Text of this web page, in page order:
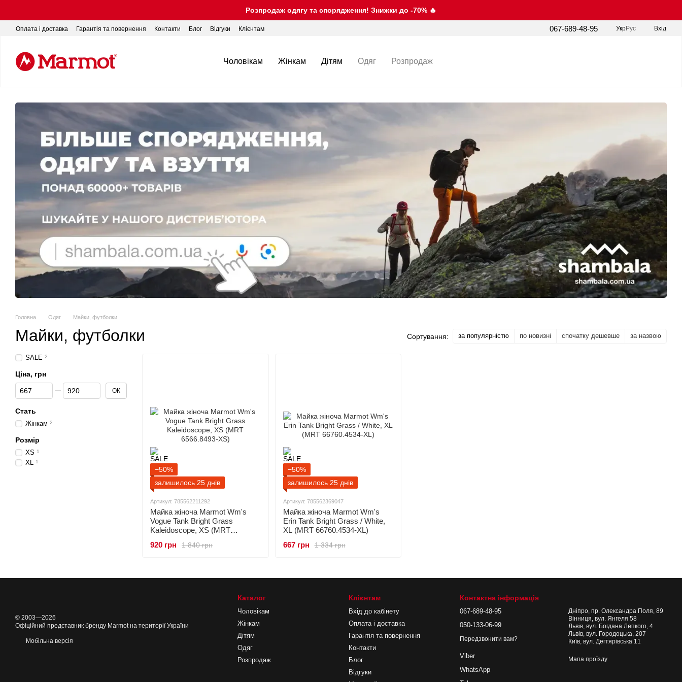
Розпродаж одягу та спорядження! Знижки до -70% 🔥
Оплата і доставка Гарантія та повернення Контакти Блог Відгуки Клієнтам 067-689-48-95 УкрРус Вхід
Чоловікам Жінкам Дітям Одяг Розпродаж
Головна Одяг Майки, футболки
Майки, футболки Сортування: за популярністю по новизні спочатку дешевше за назвою
−50%
залишилось 25 днів
Артикул: 785562211292
Майка жіноча Marmot Wm's
Vogue Tank Bright Grass
Kaleidoscope, XS (MRT
1 840 грн
920 грн
−50%
залишилось 25 днів
Артикул: 785562369047
Майка жіноча Marmot Wm's
Erin Tank Bright Grass / White,
XL (MRT 66760.4534-XL)
1 334 грн
667 грн
SALE 2
Ціна, грн
Від Ціна, грн
До Ціна, грн ОК
Стать
Жінкам 2
Розмір
XS 1
XL 1
© 2003—2026
Офіційний представник бренду Marmot на території України
Мобільна версія
Каталог
Чоловікам
Жінкам
Дітям
Одяг
Розпродаж
Клієнтам
Вхід до кабінету
Оплата і доставка
Гарантія та повернення
Контакти
Блог
Відгуки
Контактна інформація
067-689-48-95
050-133-06-99
Передзвонити вам?
Viber
WhatsApp
Дніпро, пр. Олександра Поля, 89
Вінниця, вул. Янгеля 58
Львів, вул. Богдана Лепкого, 4
Львів, вул. Городоцька, 207
Київ, вул. Дегтярівська 11
Мапа проїзду